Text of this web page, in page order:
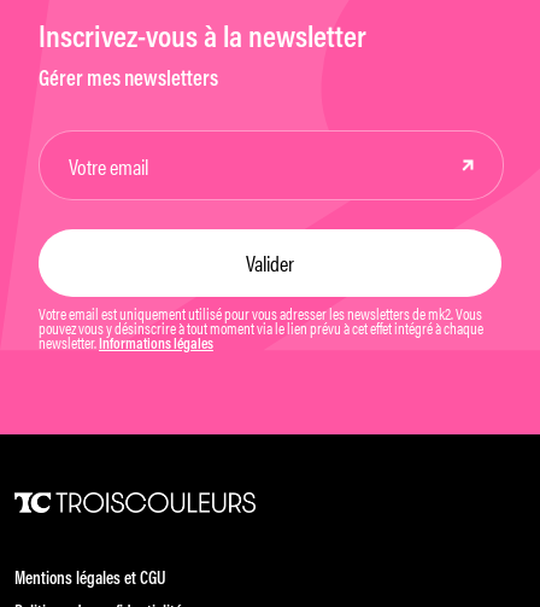
Inscrivez-vous à la newsletter
Gérer mes newsletters
Votre email est uniquement utilisé pour vous adresser les newsletters de mk2. Vous
pouvez vous y désinscrire à tout moment via le lien prévu à cet effet intégré à chaque
newsletter. Informations légales
Mentions légales et CGU